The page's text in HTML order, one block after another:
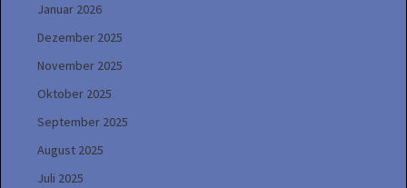
Januar 2026
Dezember 2025
November 2025
Oktober 2025
September 2025
August 2025
Juli 2025